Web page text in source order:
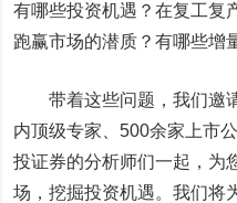
有哪些投资机遇？在复工复
跑赢市场的潜质？有哪些增
带着这些问题，我们邀请
内顶级专家、500余家上市
投证券的分析师们一起，为
场，挖掘投资机遇。我们将